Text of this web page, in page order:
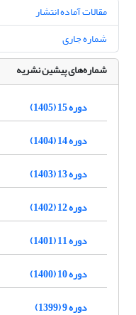
مقالات آماده انتشار
شماره جاری
شماره‌های پیشین نشریه
دوره 15 (1405)
دوره 14 (1404)
دوره 13 (1403)
دوره 12 (1402)
دوره 11 (1401)
دوره 10 (1400)
دوره 9 (1399)